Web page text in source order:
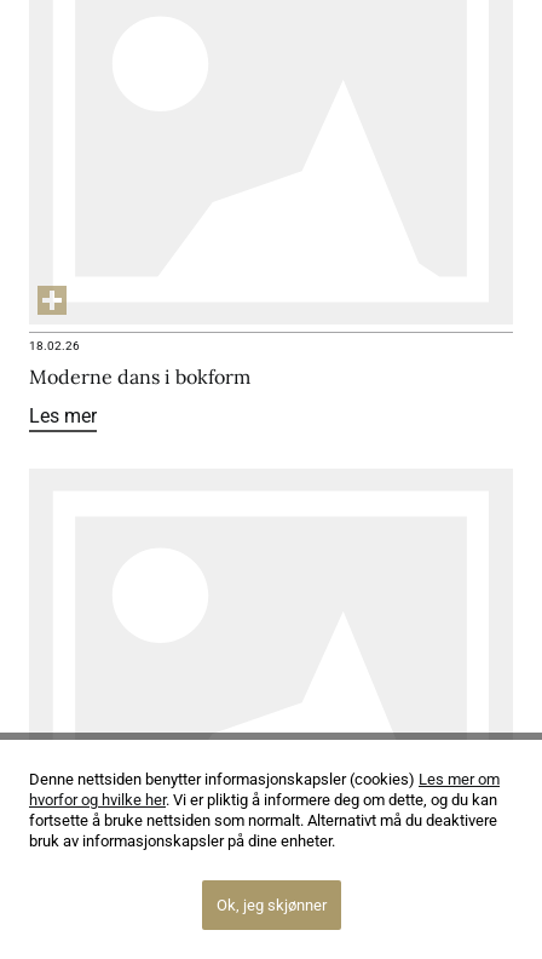
18.02.26
Moderne dans i bokform
Les mer
Oslo Strykekvartett jubilerer
Denne nettsiden benytter informasjonskapsler (cookies) Les mer om
hvorfor og hvilke her. Vi er pliktig å informere deg om dette, og du kan
fortsette å bruke nettsiden som normalt. Alternativt må du deaktivere
bruk av informasjonskapsler på dine enheter.
Ok, jeg skjønner